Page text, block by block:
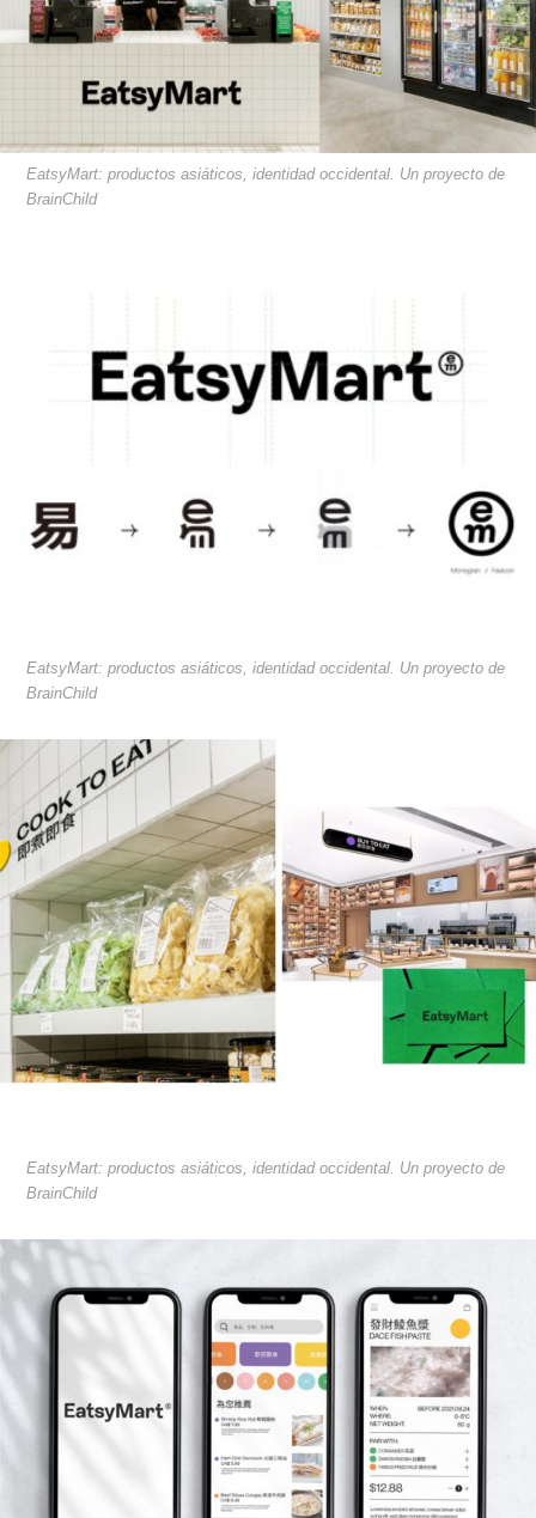
EatsyMart: productos asiáticos, identidad occidental. Un proyecto de
BrainChild
EatsyMart: productos asiáticos, identidad occidental. Un proyecto de
BrainChild
EatsyMart: productos asiáticos, identidad occidental. Un proyecto de
BrainChild